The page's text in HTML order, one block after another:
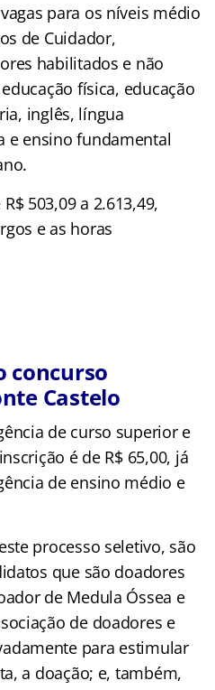
para os níveis médio
de Cuidador,
habilitados e não
física, educação
inglês, língua
e ensino fundamental
503,09 a 2.613,49,
e as horas
concurso
Castelo
de curso superior e
é de R$ 65,00, já
de ensino médio e
processo seletivo, são
que são doadores
de Medula Óssea e
de doadores e
para estimular
a doação; e, também,